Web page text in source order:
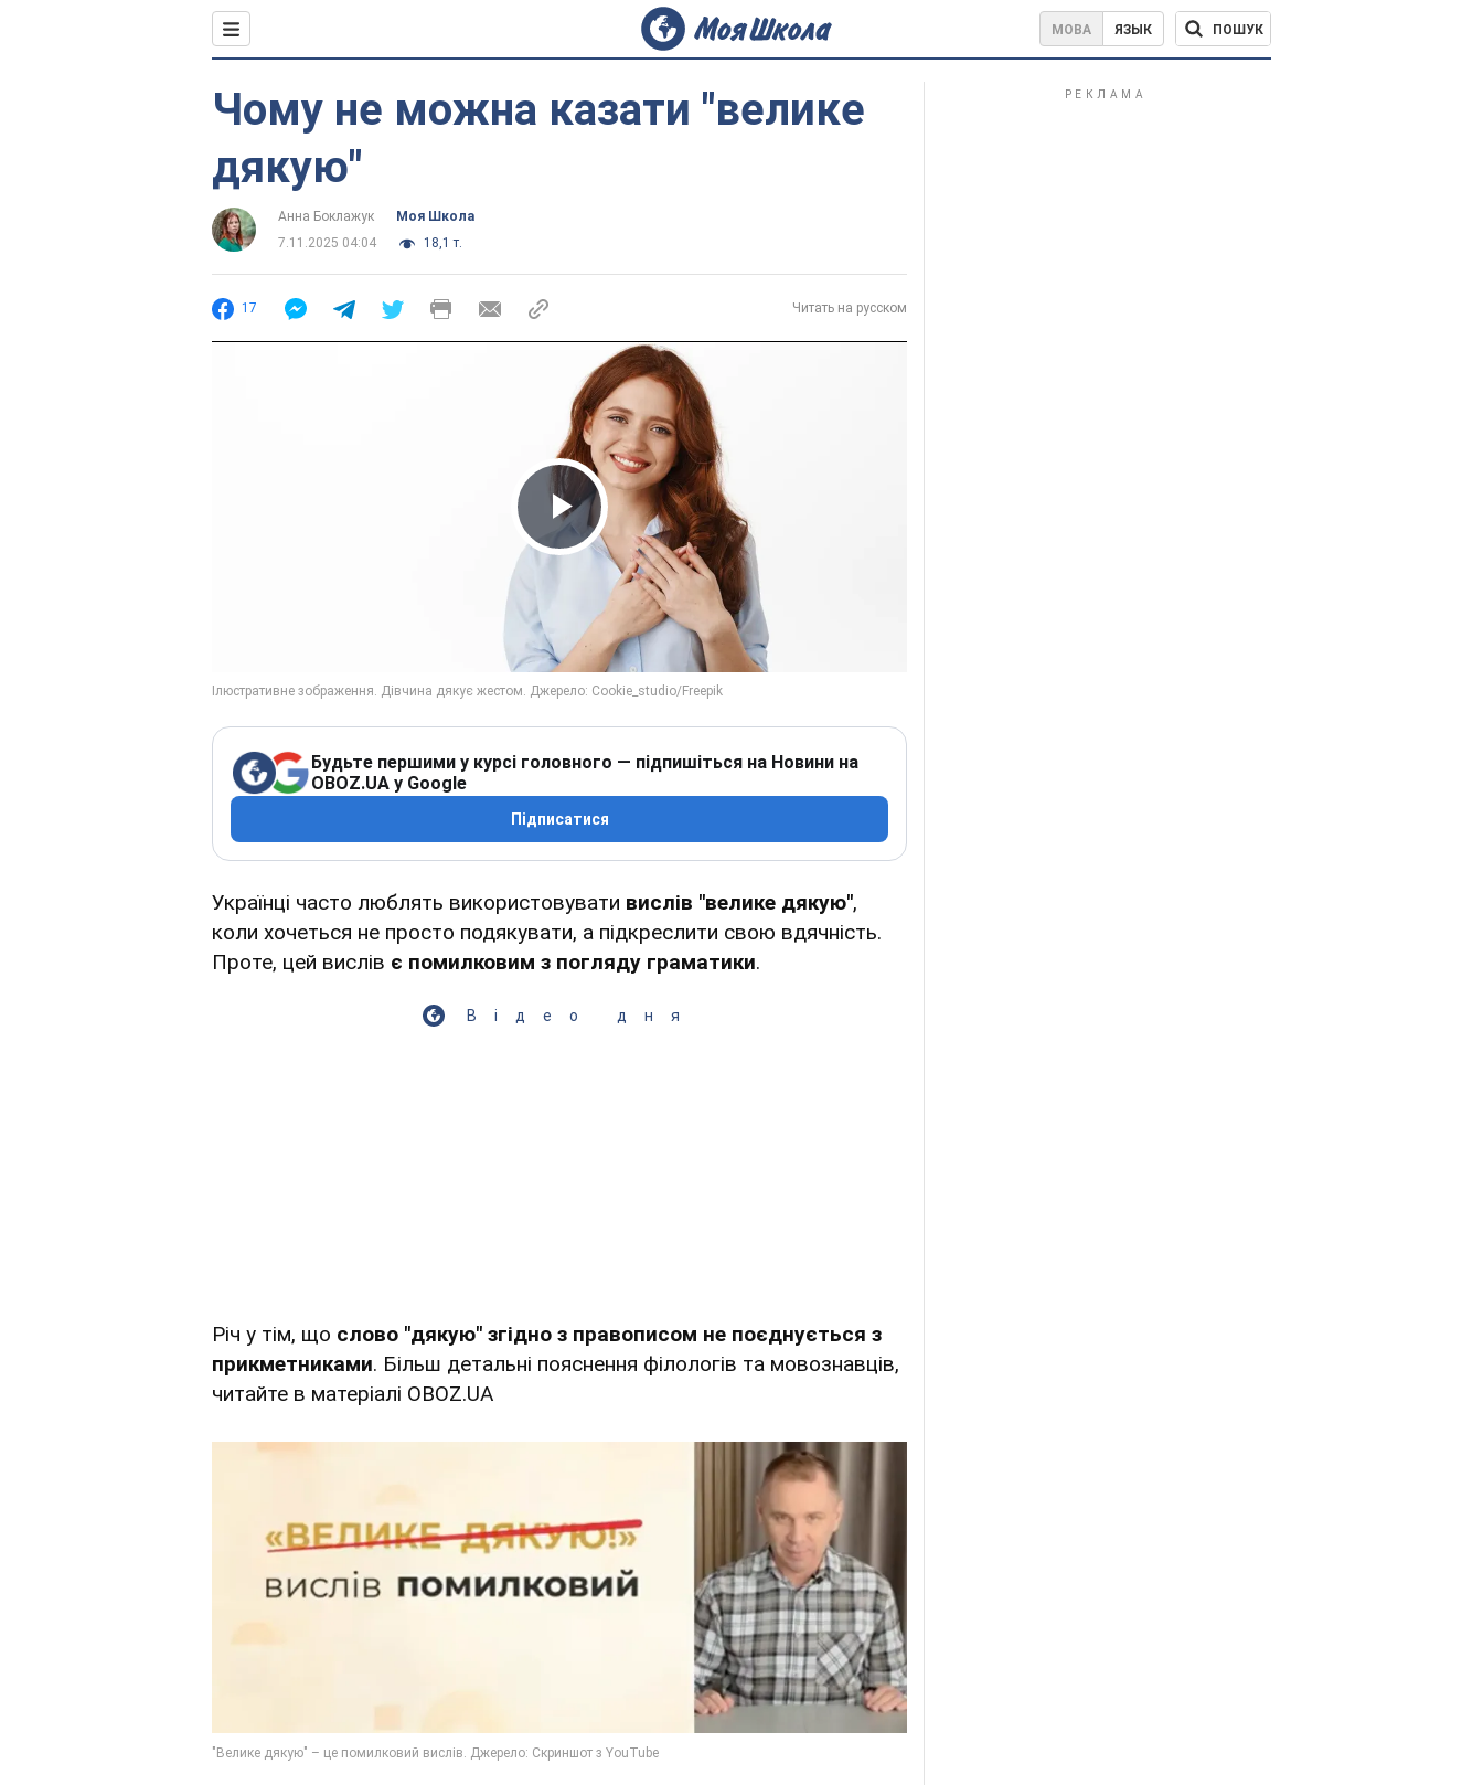
МОВА ЯЗЫК ПОШУК
Чому не можна казати "велике
дякую"
Анна Боклажук
Моя Школа
7.11.2025 04:04
18,1 т.
17 Читать на русском
Play Video
Будьте першими у курсі головного — підпишіться на Новини на
OBOZ.UA у Google
Підписатися
Українці часто люблять використовувати вислів "велике дякую",
коли хочеться не просто подякувати, а підкреслити свою вдячність.
Проте, цей вислів є помилковим з погляду граматики.
Відео дня
Річ у тім, що слово "дякую" згідно з правописом не поєднується з
прикметниками. Більш детальні пояснення філологів та мовознавців,
читайте в матеріалі OBOZ.UA